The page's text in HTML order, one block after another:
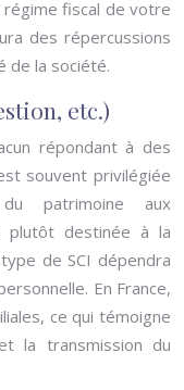
fiscal de votre
des répercussions
de la société.
etc.)
répondant à des
souvent privilégiée
patrimoine aux
plutôt destinée à la
de SCI dépendra
En France,
ce qui témoigne
la transmission du